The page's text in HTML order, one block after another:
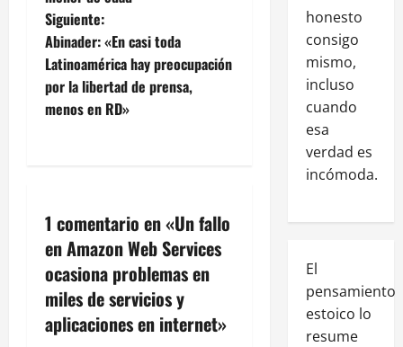
Siguiente:
Abinader: «En casi toda
Latinoamérica hay preocupación
por la libertad de prensa,
menos en RD»
1 comentario en «Un fallo
en Amazon Web Services
ocasiona problemas en
miles de servicios y
aplicaciones en internet»
honesto
consigo
mismo,
incluso
cuando
esa
verdad es
incómoda.
El
pensamiento
estoico lo
resume